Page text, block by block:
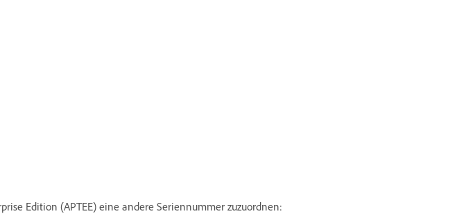
Edition (APTEE) eine andere Seriennummer zuzuordnen: